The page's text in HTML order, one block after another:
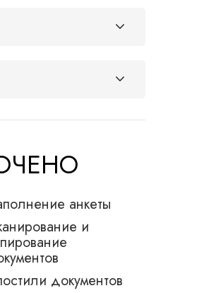
анкеты
и
документов